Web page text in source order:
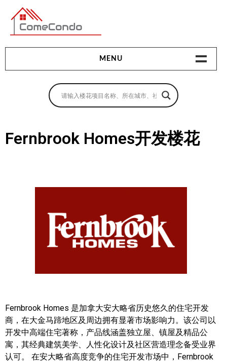
多伦多最新最全的楼花搜索引擎
MENU
地产相关
买房指南
查询房源
帮您卖房
大多伦多地区楼花开发商名录
楼花地图
楼花转让专区
Fernbrook Homes开发楼花
Fernbrook Homes 是加拿大安大略省历史悠久的住宅开发
商，在大金马蹄地区及周边拥有显著市场影响力。该公司以
开发中高端住宅著称，产品线涵盖独立屋、镇屋及精品公
寓，其经典建筑美学、人性化设计及社区营造理念备受业界
认可。 在安大略省高度竞争的住宅开发市场中，Fernbrook